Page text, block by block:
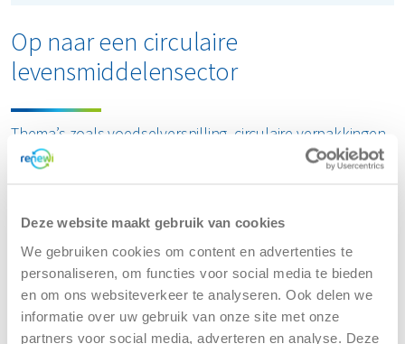
Deze website maakt gebruik van cookies
We gebruiken cookies om content en advertenties te
personaliseren, om functies voor social media te bieden
en om ons websiteverkeer te analyseren. Ook delen we
informatie over uw gebruik van onze site met onze
partners voor social media, adverteren en analyse. Deze
Op naar een circulaire
levensmiddelensector
Thema’s zoals voedselverspilling, circulaire verpakkingen
en strengere afvalwetgeving staan centraal in jouw sector.
Renewi ondersteunt jouw bedrijf met kennis en ervaring,
afvalstromen uit de levensmiddelenindustrie omzetten
verpakkingsmateriaal. Op die manier helpen we jou bij te
dragen aan klimaatdoelen en een circulaire economie.